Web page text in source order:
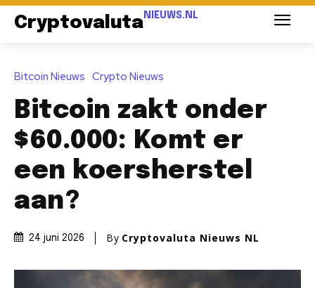
Cryptovaluta NIEUWS.NL
Bitcoin Nieuws Crypto Nieuws
Bitcoin zakt onder
$60.000: Komt er
een koersherstel
aan?
24 juni 2026 By Cryptovaluta Nieuws NL